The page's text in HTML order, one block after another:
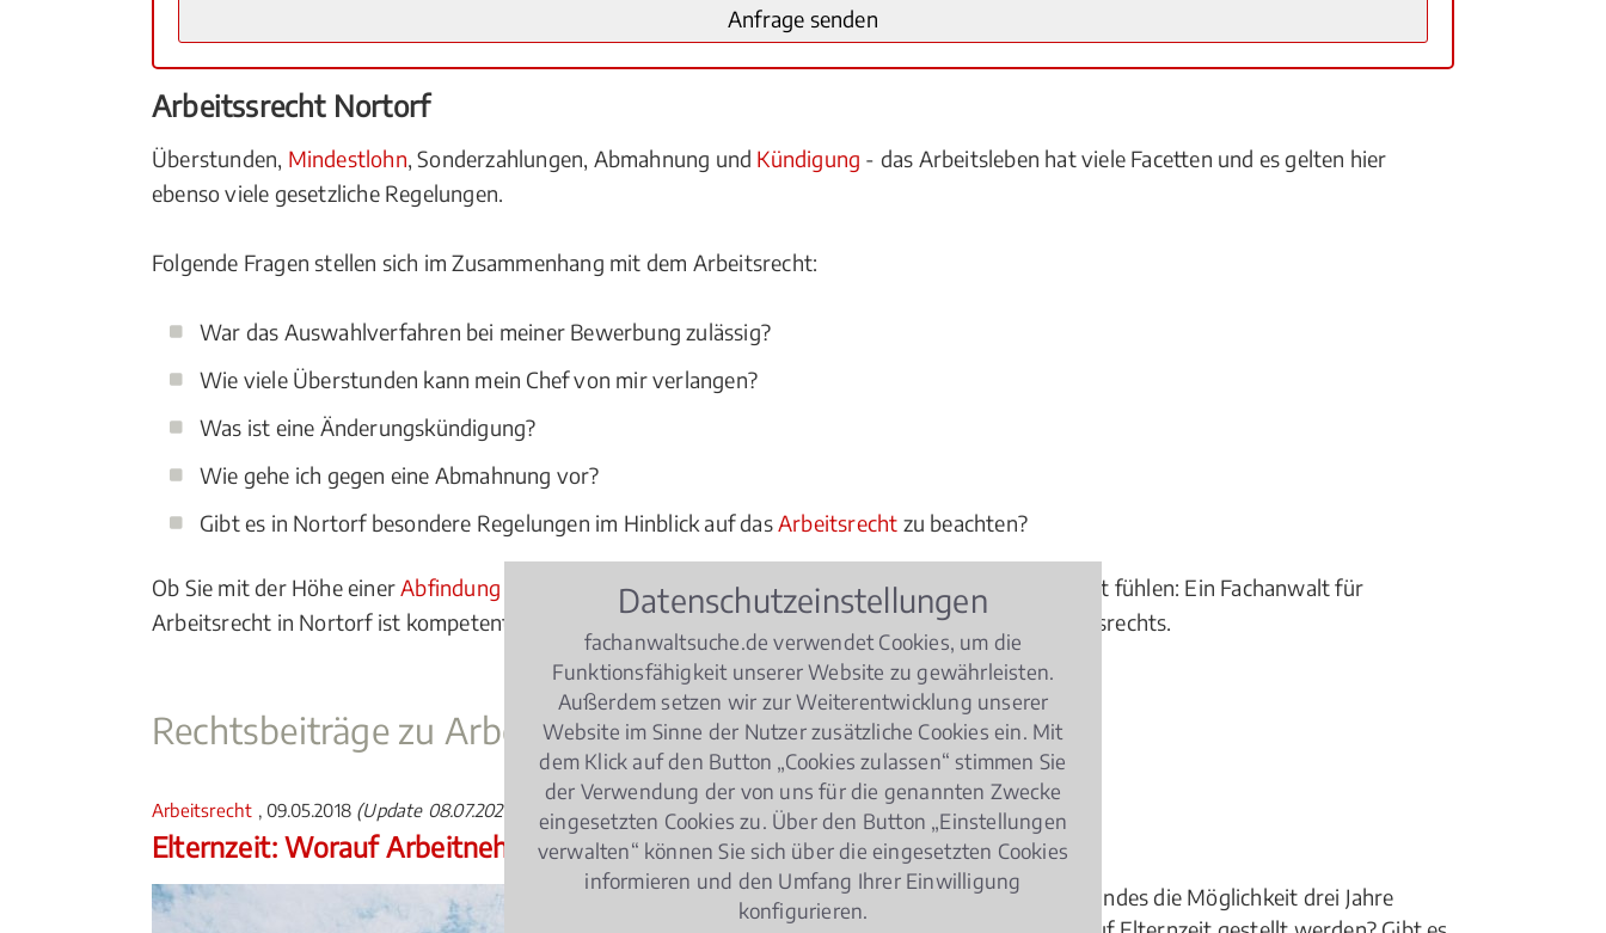
Arbeitssrecht Nortorf
Überstunden, Mindestlohn, Sonderzahlungen, Abmahnung und Kündigung - das Arbeitsleben hat viele Facetten und es gelten hier
ebenso viele gesetzliche Regelungen.
Folgende Fragen stellen sich im Zusammenhang mit dem Arbeitsrecht:
War das Auswahlverfahren bei meiner Bewerbung zulässig?
Wie viele Überstunden kann mein Chef von mir verlangen?
Was ist eine Änderungskündigung?
Wie gehe ich gegen eine Abmahnung vor?
Gibt es in Nortorf besondere Regelungen im Hinblick auf dasArbeitsrecht zu beachten?
Ob Sie mit der Höhe einerAbfindung nicht einverstanden sind, oder sich von ihren Kollegen gemobbt fühlen: Ein Fachanwalt für
Arbeitsrecht in Nortorf ist kompetenter Berater und juristischer Experte bei allen Fragen des Arbeitsrechts.
Rechtsbeiträge zu Arbeitsrecht
Arbeitsrecht , 09.05.2018 (Update 08.07.2026)
Elternzeit: Worauf Arbeitnehmer achten müssen!
Eltern haben in Deutschland nach der Geburt ihres Kindes die Möglichkeit drei Jahre
Datenschutzeinstellungen
fachanwaltsuche.de verwendet Cookies, um die
Funktionsfähigkeit unserer Website zu gewährleisten.
Außerdem setzen wir zur Weiterentwicklung unserer
Website im Sinne der Nutzer zusätzliche Cookies ein. Mit
dem Klick auf den Button „Cookies zulassen“ stimmen Sie
der Verwendung der von uns für die genannten Zwecke
eingesetzten Cookies zu. Über den Button „Einstellungen
verwalten“ können Sie sich über die eingesetzten Cookies
informieren und den Umfang Ihrer Einwilligung
konfigurieren.